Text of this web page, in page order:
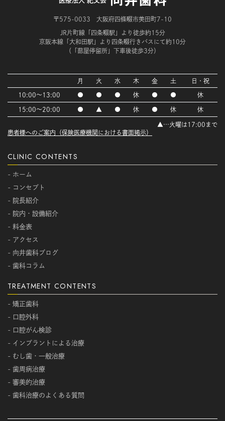
〒575-0033 大阪府四條畷市美田町7-10
JR片町線「四条畷駅」より徒歩約15分
京阪本線「大和田駅」より四条畷行きバスにて約10分
（「蔀屋停留所」下車後徒歩3分）
月 火 水 木 金 土 日・祝
10:00～13:00 ● ● ● 休 ● ● 休
15:00～20:00 ● ▲ ● 休 ● 休 休
▲…火曜は17:00まで
患者様へのご案内（保険医療機関における書面掲示）
CLINIC CONTENTS
- ホーム
- コンセプト
- 院長紹介
- 院内・設備紹介
- 料金表
- アクセス
- 向井歯科ブログ
- 歯科コラム
TREATMENT CONTENTS
- 矯正歯科
- 口腔外科
- 口腔がん検診
- インプラントによる治療
- むし歯・一般治療
- 歯周病治療
- 審美的治療
- 歯科治療のよくある質問